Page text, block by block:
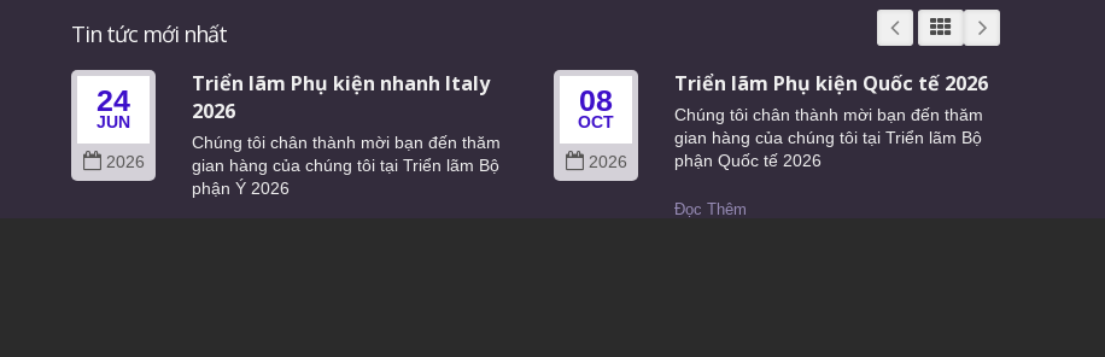
Tin tức mới nhất
24
JUN
2026
Triển lãm Phụ kiện nhanh Italy
2026
Chúng tôi chân thành mời bạn đến thăm
gian hàng của chúng tôi tại Triển lãm Bộ
phận Ý 2026
08
OCT
2026
Triển lãm Phụ kiện Quốc tế 2026
Chúng tôi chân thành mời bạn đến thăm
gian hàng của chúng tôi tại Triển lãm Bộ
phận Quốc tế 2026
Đọc Thêm